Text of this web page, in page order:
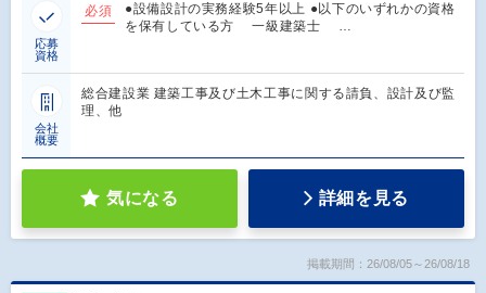
応募
資格
必須
●設備設計の実務経験5年以上 ●以下のいずれかの資格
を保有している方 一級建築士 …
会社
概要
総合建設業 建築工事及び土木工事に関する請負、設計及び監
理、他
気になる 詳細を見る
掲載期間：26/08/05～26/08/18